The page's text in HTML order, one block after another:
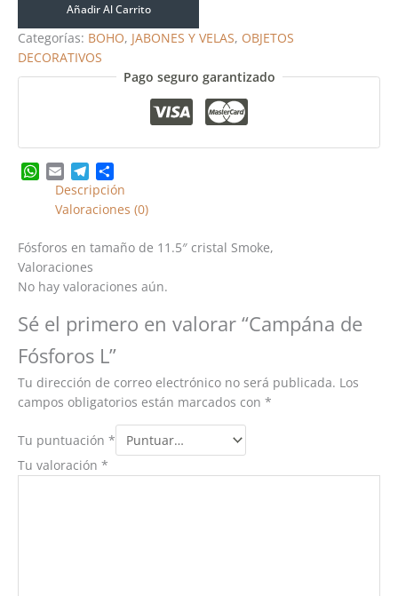
Añadir Al Carrito
Categorías: BOHO, JABONES Y VELAS, OBJETOS
DECORATIVOS
Pago seguro garantizado
WhatsApp
EmailTelegram
Share
Descripción
Valoraciones (0)
Fósforos en tamaño de 11.5″ cristal Smoke,
Valoraciones
No hay valoraciones aún.
Sé el primero en valorar “Campána de
Fósforos L”
Tu dirección de correo electrónico no será publicada. Los
campos obligatorios están marcados con *
Tu puntuación *
Tu valoración *